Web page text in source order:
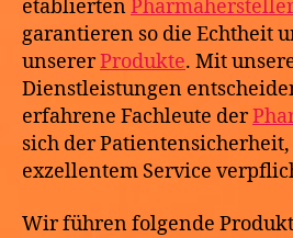
etablierten
garantieren so die Echtheit
unsererProdukte. Mit
Dienstleistungen
erfahrene Fachleute der
sich der
exzellentem Service
Wir führen folgende